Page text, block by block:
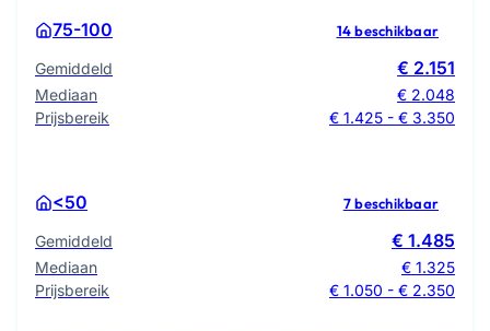
75-100 14 beschikbaar
Gemiddeld € 2.151
Mediaan
€ 2.048
Prijsbereik
€ 1.425 - € 3.350
<50 7 beschikbaar
Gemiddeld € 1.485
Mediaan
€ 1.325
Prijsbereik
€ 1.050 - € 2.350